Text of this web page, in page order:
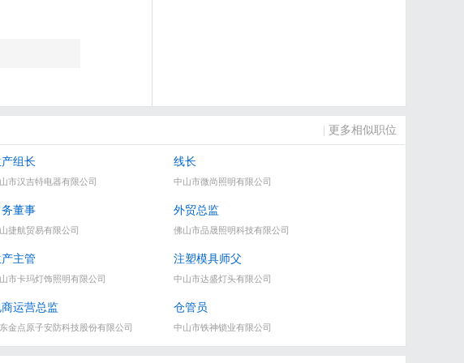
| 更多相似职位
组长
市汉吉特电器有限公司
线长
中山市微尚照明有限公司
董事
捷航贸易有限公司
外贸总监
佛山市品晟照明科技有限公司
主管
市卡玛灯饰照明有限公司
注塑模具师父
中山市达盛灯头有限公司
商运营总监
金点原子安防科技股份有限公司
仓管员
中山市铁神锁业有限公司